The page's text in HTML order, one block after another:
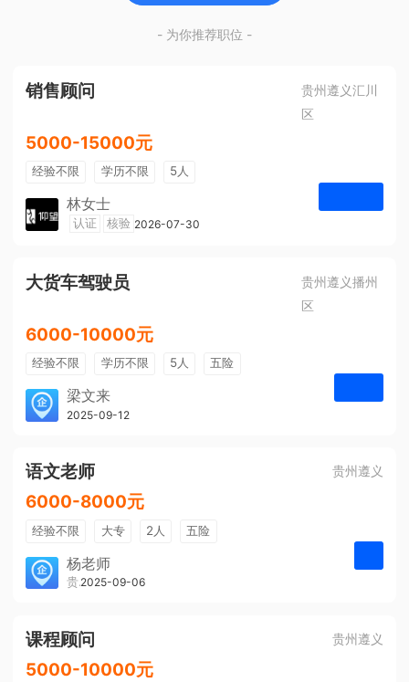
- 为你推荐职位 -
销售顾问
贵州遵义汇川
区
5000-15000元
经验不限 学历不限 5人
林女士
遵义仰望体验空间
认证 核验 2026-07-30
大货车驾驶员
贵州遵义播州
区
6000-10000元
经验不限 学历不限 5人
五险
免费培训
包住宿
梁文来
贵州璟琦物流有限公司
2025-09-12
语文老师 贵州遵义
6000-8000元
经验不限 大专 2人
五险
带薪年假
年终奖
免费培训
包住宿
杨老师
贵州大美前程文化发展有限公司
2025-09-06
课程顾问 贵州遵义
5000-10000元